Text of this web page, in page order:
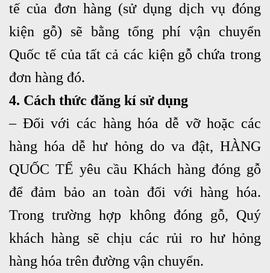
tế của đơn hàng (sử dụng dịch vụ đóng
kiện gỗ) sẽ bằng tổng phí vận chuyển
Quốc tế của tất cả các kiện gỗ chứa trong
đơn hàng đó.
4. Cách thức đăng kí sử dụng
– Đối với các hàng hóa dễ vỡ hoặc các
hàng hóa dễ hư hỏng do va đật, HÀNG
QUỐC TẾ yêu cầu Khách hàng đóng gỗ
để đảm bảo an toàn đối với hàng hóa.
Trong trường hợp không đóng gỗ, Quý
khách hàng sẽ chịu các rủi ro hư hỏng
hàng hóa trên đường vận chuyển.